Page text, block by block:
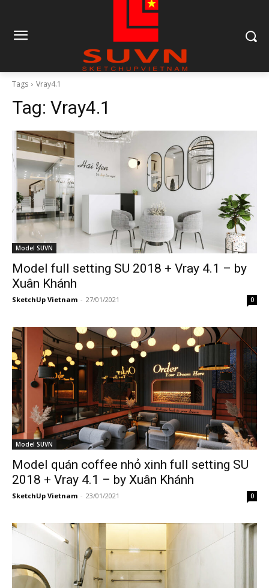
Tags Vray4.1
Tag: Vray4.1
Model SUVN
Model full setting SU 2018 + Vray 4.1 – by
Xuân Khánh
SketchUp Vietnam - 27/01/2021 0
Model SUVN
Model quán coffee nhỏ xinh full setting SU
2018 + Vray 4.1 – by Xuân Khánh
SketchUp Vietnam - 23/01/2021 0